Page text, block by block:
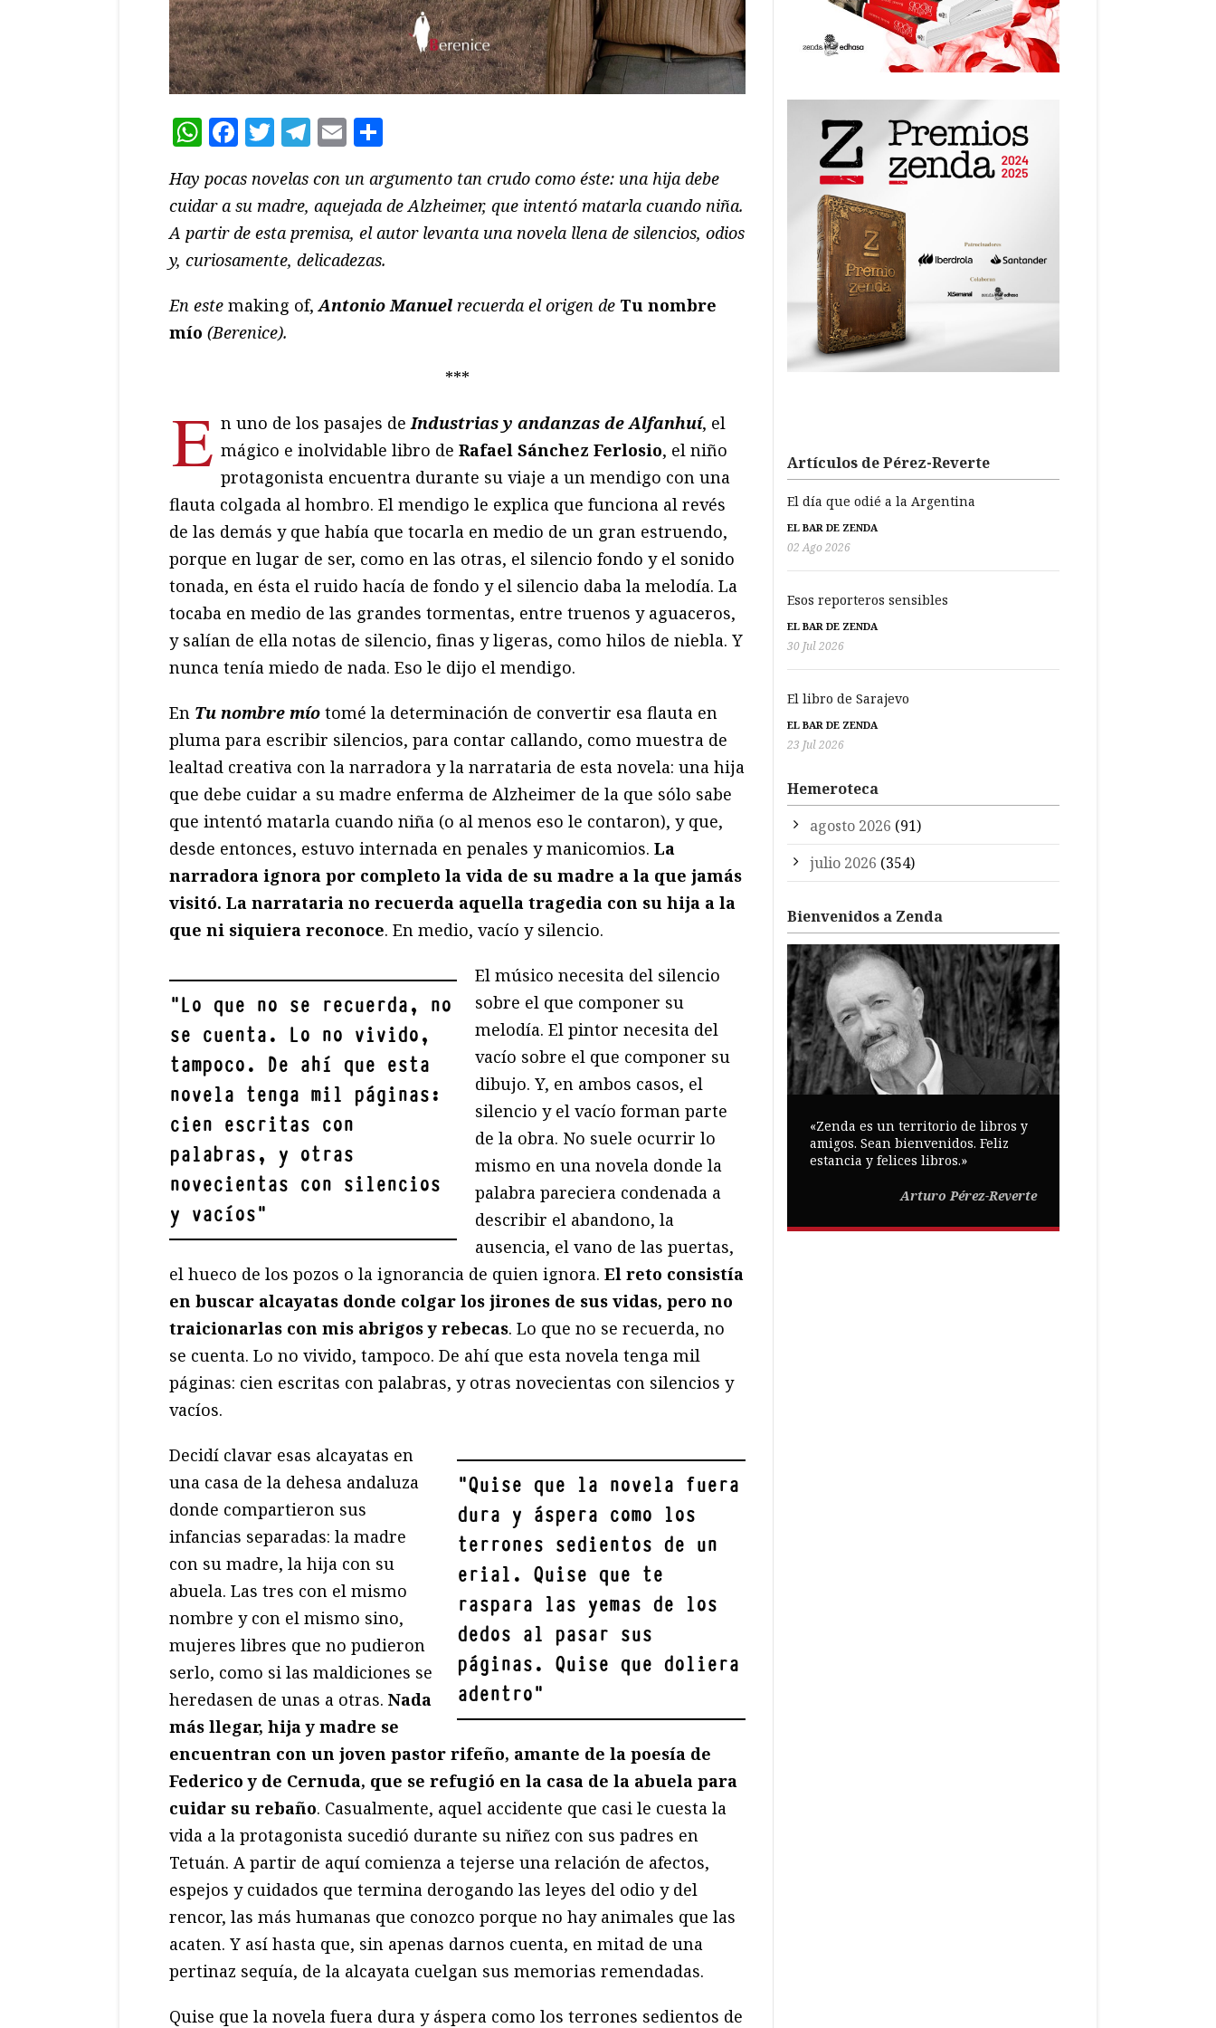
WhatsApp
Facebook
Twitter
Telegram
Email
Hay pocas novelas con un argumento tan crudo como éste: una hija debe
cuidar a su madre, aquejada de Alzheimer, que intentó matarla cuando niña.
A partir de esta premisa, el autor levanta una novela llena de silencios, odios
y, curiosamente, delicadezas.
En este making of,Antonio Manuel recuerda el origen de Tu nombre
mío (Berenice).
***
E n uno de los pasajes deIndustrias y andanzas de Alfanhuí, el
mágico e inolvidable libro de Rafael Sánchez Ferlosio, el niño
protagonista encuentra durante su viaje a un mendigo con una
flauta colgada al hombro. El mendigo le explica que funciona al revés
de las demás y que había que tocarla en medio de un gran estruendo,
porque en lugar de ser, como en las otras, el silencio fondo y el sonido
tonada, en ésta el ruido hacía de fondo y el silencio daba la melodía. La
tocaba en medio de las grandes tormentas, entre truenos y aguaceros,
y salían de ella notas de silencio, finas y ligeras, como hilos de niebla. Y
nunca tenía miedo de nada. Eso le dijo el mendigo.
En Tu nombre mío tomé la determinación de convertir esa flauta en
pluma para escribir silencios, para contar callando, como muestra de
lealtad creativa con la narradora y la narrataria de esta novela: una hija
que debe cuidar a su madre enferma de Alzheimer de la que sólo sabe
que intentó matarla cuando niña (o al menos eso le contaron), y que,
desde entonces, estuvo internada en penales y manicomios. La
narradora ignora por completo la vida de su madre a la que jamás
visitó. La narrataria no recuerda aquella tragedia con su hija a la
que ni siquiera reconoce. En medio, vacío y silencio.
"Lo que no se recuerda, no
se cuenta. Lo no vivido,
tampoco. De ahí que esta
novela tenga mil páginas:
cien escritas con
palabras, y otras
novecientas con silencios
y vacíos"
El músico necesita del silencio
sobre el que componer su
melodía. El pintor necesita del
vacío sobre el que componer su
dibujo. Y, en ambos casos, el
silencio y el vacío forman parte
de la obra. No suele ocurrir lo
mismo en una novela donde la
palabra pareciera condenada a
describir el abandono, la
ausencia, el vano de las puertas,
el hueco de los pozos o la ignorancia de quien ignora. El reto consistía
en buscar alcayatas donde colgar los jirones de sus vidas, pero no
traicionarlas con mis abrigos y rebecas. Lo que no se recuerda, no
se cuenta. Lo no vivido, tampoco. De ahí que esta novela tenga mil
páginas: cien escritas con palabras, y otras novecientas con silencios y
vacíos.
"Quise que la novela fuera
dura y áspera como los
terrones sedientos de un
erial. Quise que te
raspara las yemas de los
dedos al pasar sus
páginas. Quise que doliera
adentro"
Decidí clavar esas alcayatas en
una casa de la dehesa andaluza
donde compartieron sus
infancias separadas: la madre
con su madre, la hija con su
abuela. Las tres con el mismo
nombre y con el mismo sino,
mujeres libres que no pudieron
serlo, como si las maldiciones se
heredasen de unas a otras. Nada
más llegar, hija y madre se
encuentran con un joven pastor rifeño, amante de la poesía de
Federico y de Cernuda, que se refugió en la casa de la abuela para
cuidar su rebaño. Casualmente, aquel accidente que casi le cuesta la
vida a la protagonista sucedió durante su niñez con sus padres en
Tetuán. A partir de aquí comienza a tejerse una relación de afectos,
espejos y cuidados que termina derogando las leyes del odio y del
rencor, las más humanas que conozco porque no hay animales que las
acaten. Y así hasta que, sin apenas darnos cuenta, en mitad de una
pertinaz sequía, de la alcayata cuelgan sus memorias remendadas.
Quise que la novela fuera dura y áspera como los terrones sedientos de
Artículos de Pérez-Reverte
El día que odié a la Argentina
EL BAR DE ZENDA
02 Ago 2026
Esos reporteros sensibles
EL BAR DE ZENDA
30 Jul 2026
El libro de Sarajevo
EL BAR DE ZENDA
23 Jul 2026
Hemeroteca
agosto 2026 (91)
julio 2026 (354)
Bienvenidos a Zenda
«Zenda es un territorio de libros y
amigos. Sean bienvenidos. Feliz
estancia y felices libros.»
Arturo Pérez-Reverte